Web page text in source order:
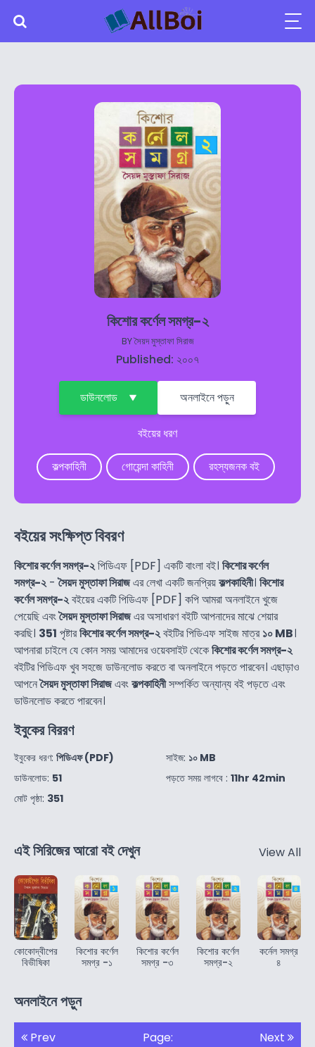
কিশোর কর্ণেল সমগ্র-২
BYসৈয়দ মুস্তাফা সিরাজ
Published: ২০০৭
ডাউনলোড অনলাইনে পড়ুন
বইয়ের ধরণ
কল্পকাহিনী গোয়েন্দা কাহিনী রহস্যজনক বই
বইয়ের সংক্ষিপ্ত বিবরণ
কিশোর কর্ণেল সমগ্র-২পিডিএফ [PDF] একটি বাংলা বই। কিশোর কর্ণেল
সমগ্র-২-সৈয়দ মুস্তাফা সিরাজএর লেখা একটি জনপ্রিয়কল্পকাহিনী। কিশোর
কর্ণেল সমগ্র-২বইয়ের একটি পিডিএফ [PDF] কপি আমরা অনলাইনে খুজে
পেয়েছি এবংসৈয়দ মুস্তাফা সিরাজএর অসাধারণ বইটি আপনাদের মাঝে শেয়ার
করছি। 351 পৃষ্টারকিশোর কর্ণেল সমগ্র-২বইটির পিডিএফ সাইজ মাত্র১০ MB।
আপনারা চাইলে যে কোন সময় আমাদের ওয়েবসাইট থেকেকিশোর কর্ণেল সমগ্র-২
বইটির পিডিএফ খুব সহজে ডাউনলোড করতে বা অনলাইনে পড়তে পারবেন। এছাড়াও
আপনেসৈয়দ মুস্তাফা সিরাজএবংকল্পকাহিনীসম্পর্কিত অন্যান্য বই পড়তে এবং
ডাউনলোড করতে পারবেন।
ইবুকের বিররণ
ইবুকের ধরণ: পিডিএফ (PDF)
ডাউনলোড: 51
মোট পৃষ্ঠা: 351
সাইজ: ১০ MB
পড়তে সময় লাগবে : 11hr 42min
এই সিরিজের আরো বই দেখুন View All
কোকোদ্বীপের
বিভীষিকা
কিশোর কর্ণেল
সমগ্র -১
কিশোর কর্ণেল
সমগ্র -৩
কিশোর কর্ণেল
সমগ্র-২
কর্নেল সমগ্র
৪
অনলাইনে পড়ুন
Prev Page: Next